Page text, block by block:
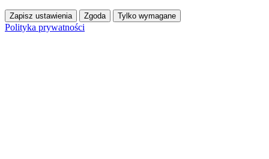
Zapisz ustawienia Zgoda Tylko wymagane
Polityka prywatności